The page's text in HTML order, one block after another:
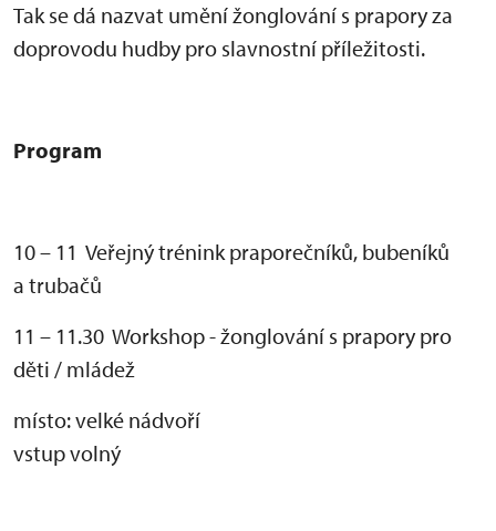
Tak se dá nazvat uměnížonglování s prapory za
doprovodu hudby pro slavnostní příležitosti.
Program
10 – 11 Veřejný trénink praporečníků, bubeníků
a trubačů
11 – 11.30 Workshop - žonglování s prapory pro
děti / mládež
místo:velké nádvoří
vstup volný